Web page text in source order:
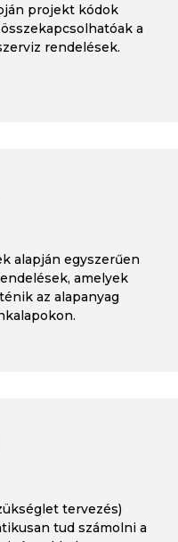
projekt kódok
a
rendelések.
alapján egyszerűen
amelyek
az alapanyag
tervezés)
tud számolni a